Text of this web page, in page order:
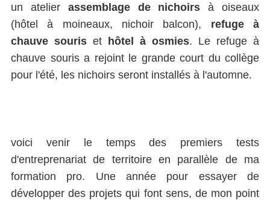
un atelier assemblage de nichoirs à oiseaux
(hôtel à moineaux, nichoir balcon), refuge à
chauve souris et hôtel à osmies. Le refuge à
chauve souris a rejoint le grande court du collège
pour l'été, les nichoirs seront installés à l'automne.
voici venir le temps des premiers tests
d'entreprenariat de territoire en parallèle de ma
formation pro. Une année pour essayer de
développer des projets qui font sens, de mon point